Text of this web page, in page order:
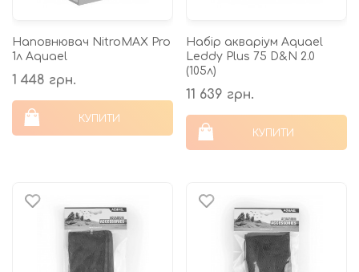
Наповнювач NitroMAX Pro
1л Aquael
1 448 грн.
КУПИТИ
Набір акваріум Aquael
Leddy Plus 75 D&N 2.0
(105л)
11 639 грн.
КУПИТИ